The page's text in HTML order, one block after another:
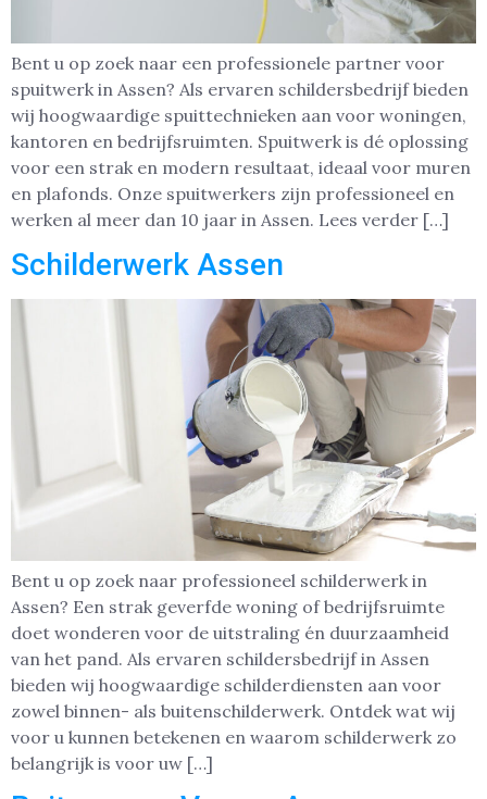
Bent u op zoek naar een professionele partner voor
spuitwerk in Assen? Als ervaren schildersbedrijf bieden
wij hoogwaardige spuittechnieken aan voor woningen,
kantoren en bedrijfsruimten. Spuitwerk is dé oplossing
voor een strak en modern resultaat, ideaal voor muren
en plafonds. Onze spuitwerkers zijn professioneel en
werken al meer dan 10 jaar in Assen. Lees verder […]
Schilderwerk Assen
Bent u op zoek naar professioneel schilderwerk in
Assen? Een strak geverfde woning of bedrijfsruimte
doet wonderen voor de uitstraling én duurzaamheid
van het pand. Als ervaren schildersbedrijf in Assen
bieden wij hoogwaardige schilderdiensten aan voor
zowel binnen- als buitenschilderwerk. Ontdek wat wij
voor u kunnen betekenen en waarom schilderwerk zo
belangrijk is voor uw […]